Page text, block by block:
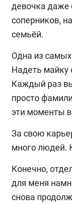
девочка даже
соперников,
семьёй.
Одна из
Надеть майку
Каждый раз
просто
эти моменты
За свою
много людей.
Конечно,
для меня
снова